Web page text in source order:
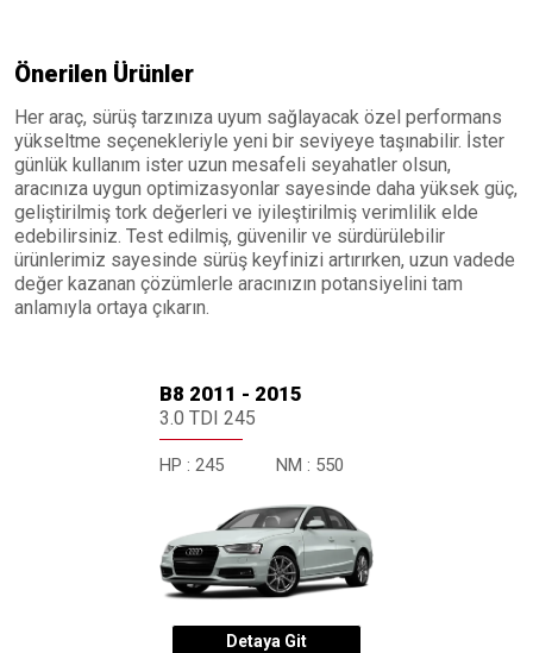
Önerilen Ürünler
Her araç, sürüş tarzınıza uyum sağlayacak özel performans
yükseltme seçenekleriyle yeni bir seviyeye taşınabilir. İster
günlük kullanım ister uzun mesafeli seyahatler olsun,
aracınıza uygun optimizasyonlar sayesinde daha yüksek güç,
geliştirilmiş tork değerleri ve iyileştirilmiş verimlilik elde
edebilirsiniz. Test edilmiş, güvenilir ve sürdürülebilir
ürünlerimiz sayesinde sürüş keyfinizi artırırken, uzun vadede
değer kazanan çözümlerle aracınızın potansiyelini tam
anlamıyla ortaya çıkarın.
B8 2011 - 2015
3.0 TDI 245
HP : 245 NM : 550
Detaya Git